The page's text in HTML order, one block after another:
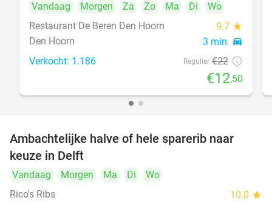
Vandaag Morgen Za Zo Ma Di
Wo
Restaurant De Beren Den Hoorn
9.7 star
Den Hoorn 3 min. directions_car
Verkocht: 1.186 Regulier €22
€12,50
TODAY
Ambachtelijke halve of hele sparerib naar
keuze in Delft
Vandaag Morgen Ma Di
Wo
Rico's Ribs
10.0 star